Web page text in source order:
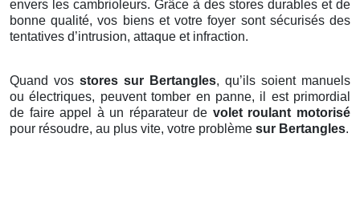
envers les cambrioleurs. Grâce à des stores durables et de
bonne qualité, vos biens et votre foyer sont sécurisés des
tentatives d’intrusion, attaque et infraction.
Quand vos stores sur Bertangles, qu’ils soient manuels
ou électriques, peuvent tomber en panne, il est primordial
de faire appel à un réparateur de volet roulant motorisé
pour résoudre, au plus vite, votre problème sur Bertangles.